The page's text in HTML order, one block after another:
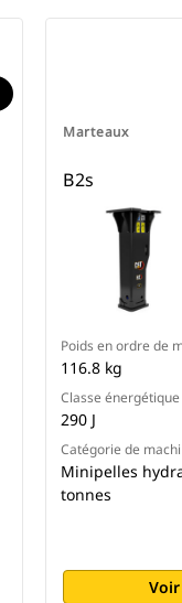
Marteaux
B2s
Poids en ordre de
116.8 kg
Classe énergétique
290 J
Catégorie de
Minipelles
tonnes